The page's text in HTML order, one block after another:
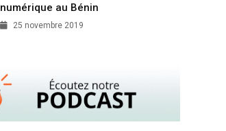
numérique au Bénin
25 novembre 2019